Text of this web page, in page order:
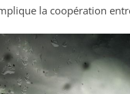
la coopération